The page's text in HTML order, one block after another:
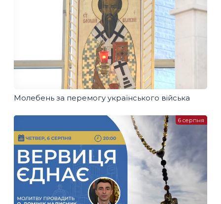
Молебень за перемогу українського війська
6 серпня